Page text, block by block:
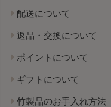
配送について
返品・交換について
ポイントについて
ギフトについて
竹製品のお手入れ方法